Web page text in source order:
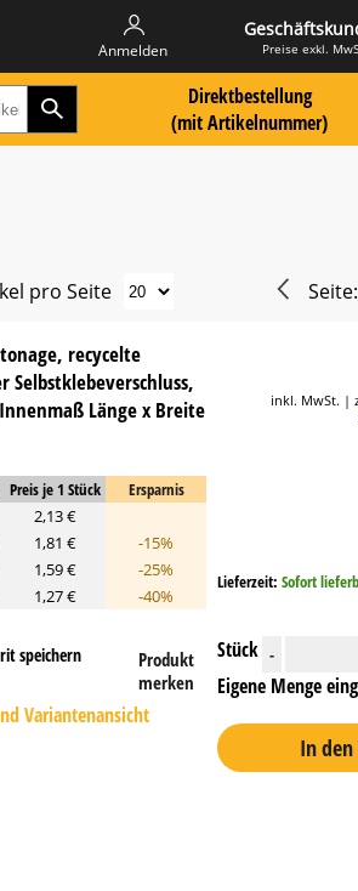
Anmelden Preise exkl.
Artikelnummer hier eingeben:
Zur Suche LandingpageDirektbestellung
(mit Artikelnummer)
pro Seite Seite:
recycelte
Länge x Breite
Preis je 1 Stück
Ersparnis
2,13 €
1,81 €
-15%
1,59 €
-25%
1,27 € -40%
speichern
Button
Produkt
merken
Variantenansicht
inkl. MwSt. |
Lieferzeit: Sofort
Stück -
Eigene Menge
In